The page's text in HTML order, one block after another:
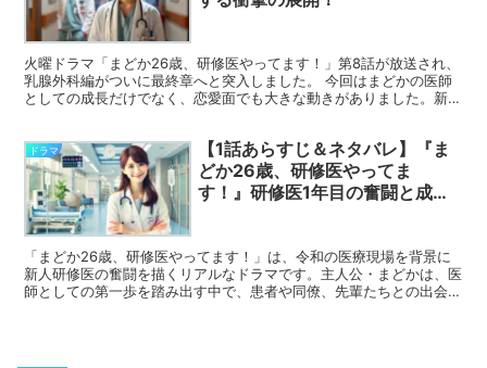
火曜ドラマ「まどか26歳、研修医やってます！」第8話が放送され、
乳腺外科編がついに最終章へと突入しました。 今回はまどかの医師
としての成長だけでなく、恋愛面でも大きな動きがありました。新た
ドラマ
【1話あらすじ＆ネタバレ】『ま
どか26歳、研修医やってま
す！』研修医1年目の奮闘と成長
「まどか26歳、研修医やってます！」は、令和の医療現場を背景に
新人研修医の奮闘を描くリアルなドラマです。主人公・まどかは、医
師としての第一歩を踏み出す中で、患者や同僚、先輩たちとの出会い